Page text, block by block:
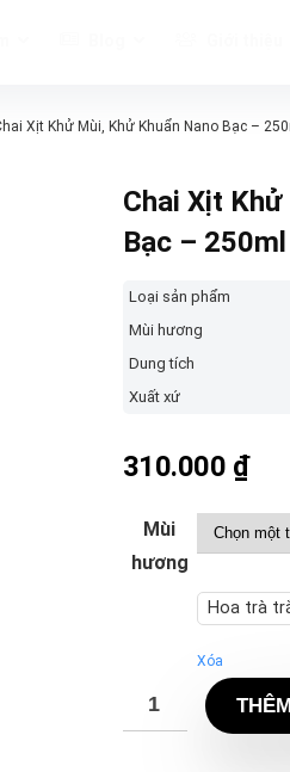
Xịt Khử Mùi, Khử Khuẩn Nano Bạc –
Chai Xịt
Bạc –
Loại sản phẩm
Mùi hương
Dung tích
Xuất xứ
310.000 ₫
Mùi
hương
Hoa trà
Xóa